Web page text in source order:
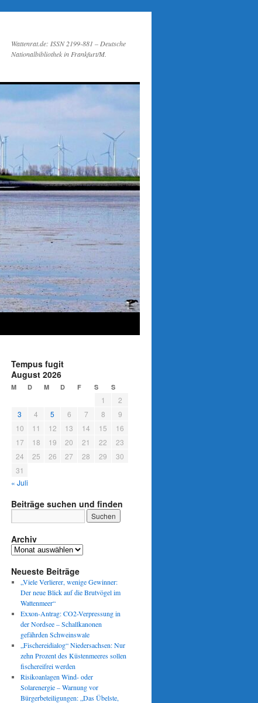
Wattenrat.de: ISSN 2199-881 – Deutsche
Nationalbibliothek in Frankfurt/M.
Tempus fugit
August 2026
M D M D F S S
1
2
3
4 5 6 7 8
9
10
11 12 13 14 15
16
17
18 19 20 21 22
23
24
25 26 27 28 29
30
31
« Juli
Beiträge suchen und finden
Archiv
Archiv
Neueste Beiträge
„Viele Verlierer, wenige Gewinner:
Der neue Blick auf die Brutvögel im
Wattenmeer“
Exxon-Antrag: CO2-Verpressung in
der Nordsee – Schallkanonen
gefährden Schweinswale
„Fischereidialog“ Niedersachsen: Nur
zehn Prozent des Küstenmeeres sollen
fischereifrei werden
Risikoanlagen Wind- oder
Solarenergie – Warnung vor
Bürgerbeteiligungen: „Das Übelste,